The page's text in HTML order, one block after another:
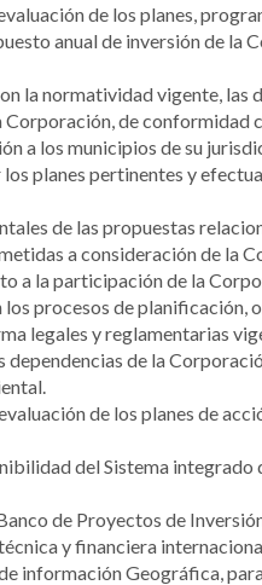
de los planes,
anual de inversión de
la normatividad vigente,
de conformidad
a los municipios de su
planes pertinentes y
de las propuestas
a consideración de la
a la participación de la
los procesos de
legales y reglamentarias
de la
de los planes de
del Sistema integrado
de Proyectos de
y financiera
información Geográfica,